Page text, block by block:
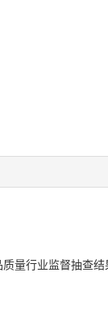
量行业监督抽查